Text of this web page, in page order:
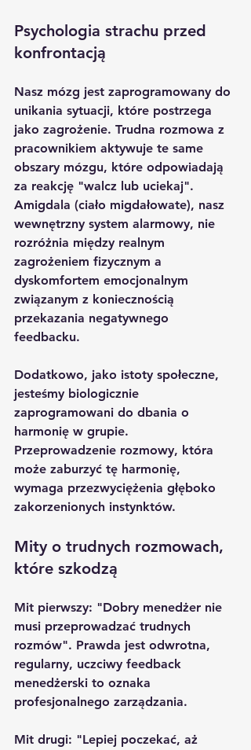
Psychologia strachu przed
konfrontacją
Nasz mózg jest zaprogramowany do
unikania sytuacji, które postrzega
jako zagrożenie. Trudna rozmowa z
pracownikiem aktywuje te same
obszary mózgu, które odpowiadają
za reakcję "walcz lub uciekaj".
Amigdala (ciało migdałowate), nasz
wewnętrzny system alarmowy, nie
rozróżnia między realnym
zagrożeniem fizycznym a
dyskomfortem emocjonalnym
związanym z koniecznością
przekazania negatywnego
feedbacku.
Dodatkowo, jako istoty społeczne,
jesteśmy biologicznie
zaprogramowani do dbania o
harmonię w grupie.
Przeprowadzenie rozmowy, która
może zaburzyć tę harmonię,
wymaga przezwyciężenia głęboko
zakorzenionych instynktów.
Mity o trudnych rozmowach,
które szkodzą
Mit pierwszy: "Dobry menedżer nie
musi przeprowadzać trudnych
rozmów". Prawda jest odwrotna,
regularny, uczciwy feedback
menedżerski to oznaka
profesjonalnego zarządzania.
Mit drugi: "Lepiej poczekać, aż